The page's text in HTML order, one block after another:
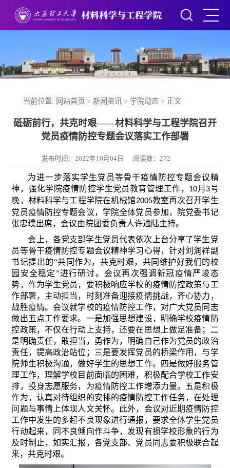
当前位置: 网站首页 > 新闻资讯> 学院动态> 正文
砥砺前行，共克时艰——材料科学与工程学院召开
党员疫情防控专题会议落实工作部署
发布时间：2022年10月04日 阅读数： 272
为进一步落实学生党员等骨干疫情防控专题会议精
神，强化学院疫情防控学生党员教育管理工作， 10月 3号
晚，材料科学与工程学院在机械馆2005教室再次召开学生
党员疫情防控专题会议，学院全体党员参加，院党委书记
张忠璞出席，会议由院团委负责人许通陆主持。
会上，各党支部学生党员代表依次上台分享了学生党
员等骨干疫情防控专题会议精神学习心得，针对刘润祥副
书记提出的“共同作为，共克时艰，共同维护好我们的校
园安全稳定”进行研讨。会议再次强调新冠疫情严峻态
势，作为学生党员，要积极响应学校的疫情防控政策与工
作部署，主动担当，时刻准备迎接疫情挑战，齐心协力，
战胜疫情。会议就学校的疫情防控工作，对广大党员同志
做出五点工作要求。一是加强思想建设，明确学校疫情防
控政策，不仅在行动上支持，还要在思想上做足准备；二
是明确责任，敢担当，勇作为，明确自己作为党员的政治
责任，提高政治站位；三是要发挥党员的桥梁作用，与学
院师生积极沟通，做好学生的思想工作。四是做好服务管
理工作，理解学校目前面临的困难，积极配合学校工作安
排，投身志愿服务，为疫情防控工作增添力量。五是积极
作为，认真对待组织的安排的疫情防控工作任务，在处理
问题与事情上体现人文关怀。此外，会议对近期疫情防控
工作中发生的多起不良现象进行通报，要求全体学生党员
行动起来，同不良倾向作斗争，发现有损学校形象的行为
及时制止，如实汇报，各党支部、党员同志要积极联合起
来，共克时艰。